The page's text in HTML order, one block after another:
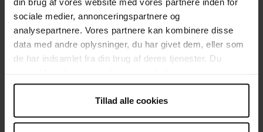
sociale medier, annonceringspartnere og
analysepartnere. Vores partnere kan kombinere disse
data med andre oplysninger, du har givet dem, eller som
de har indsamlet fra din brug af deres tjenester. Du
anvende vores hjemmeside.
Tillad alle cookies